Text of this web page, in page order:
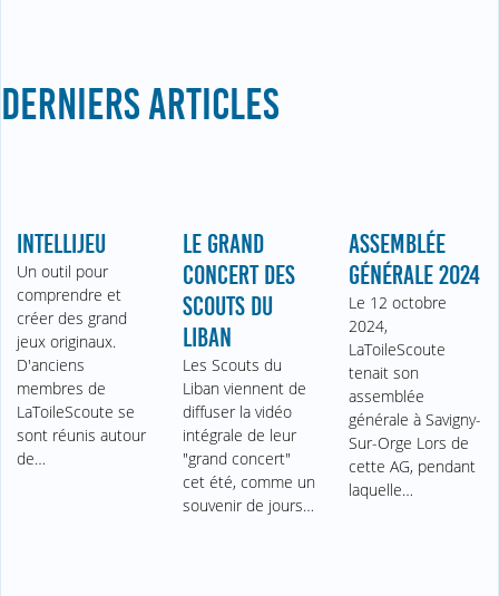
DERNIERS ARTICLES
INTELLIJEU
Un outil pour
comprendre et
créer des grand
jeux originaux.
D'anciens
membres de
LaToileScoute se
sont réunis autour
de…
LE GRAND
CONCERT DES
SCOUTS DU
LIBAN
Les Scouts du
Liban viennent de
diffuser la vidéo
intégrale de leur
"grand concert"
cet été, comme un
souvenir de jours…
ASSEMBLÉE
GÉNÉRALE 2024
Le 12 octobre
2024,
LaToileScoute
tenait son
assemblée
générale à Savigny-
Sur-Orge Lors de
cette AG, pendant
laquelle…